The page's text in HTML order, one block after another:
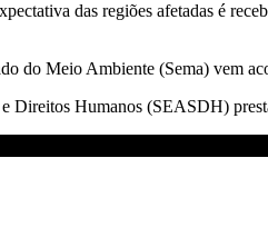
das regiões afetadas é
do Meio Ambiente (Sema) vem
Direitos Humanos (SEASDH)